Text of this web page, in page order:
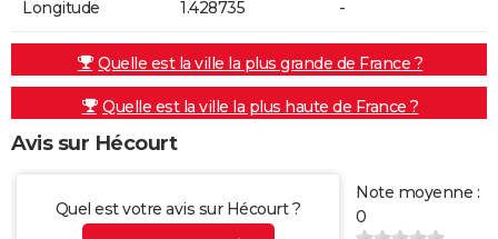
Longitude 1.428735 -
Quelle est la ville la plus grande de France ?
Quelle est la ville la plus haute de France ?
Avis sur Hécourt
Quel est votre avis sur Hécourt ?
Note moyenne :
0